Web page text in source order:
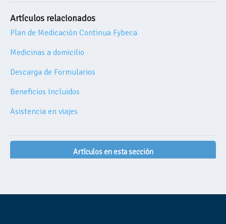
Artículos relacionados
Plan de Medicación Continua Fybeca
Medicinas a domicilio
Descarga de Formularios
Beneficios Incluidos
Asistencia en viajes
Artículos en esta sección